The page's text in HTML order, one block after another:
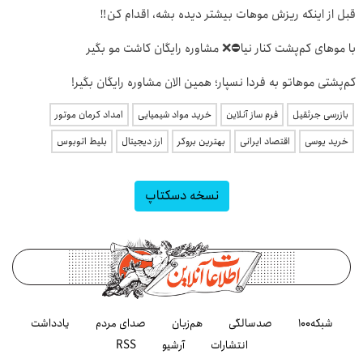
قبل از اینکه ریزش موهات بیشتر دیده بشه، اقدام کن‼️
با موهای کم‌پشت کنار نیا⛔️❌ مشاوره رایگان کاشت مو بگیر
کم‌پشتی موهاتو به فردا نسپار؛ همین الان مشاوره رایگان بگیر!
بازرسی جرثقیل فرم ساز آنلاین خرید مواد شیمیایی
امداد کرمان موتور
خرید یوسی
اقتصاد ایرانی بهترین بروکر ارز دیجیتال بلیط اتوبوس
نسخه دسکتاپ
شبکه۱۰۰ صدسالگی هم‌زبان صدای مردم
یادداشت
انتشارات
آرشیو RSS